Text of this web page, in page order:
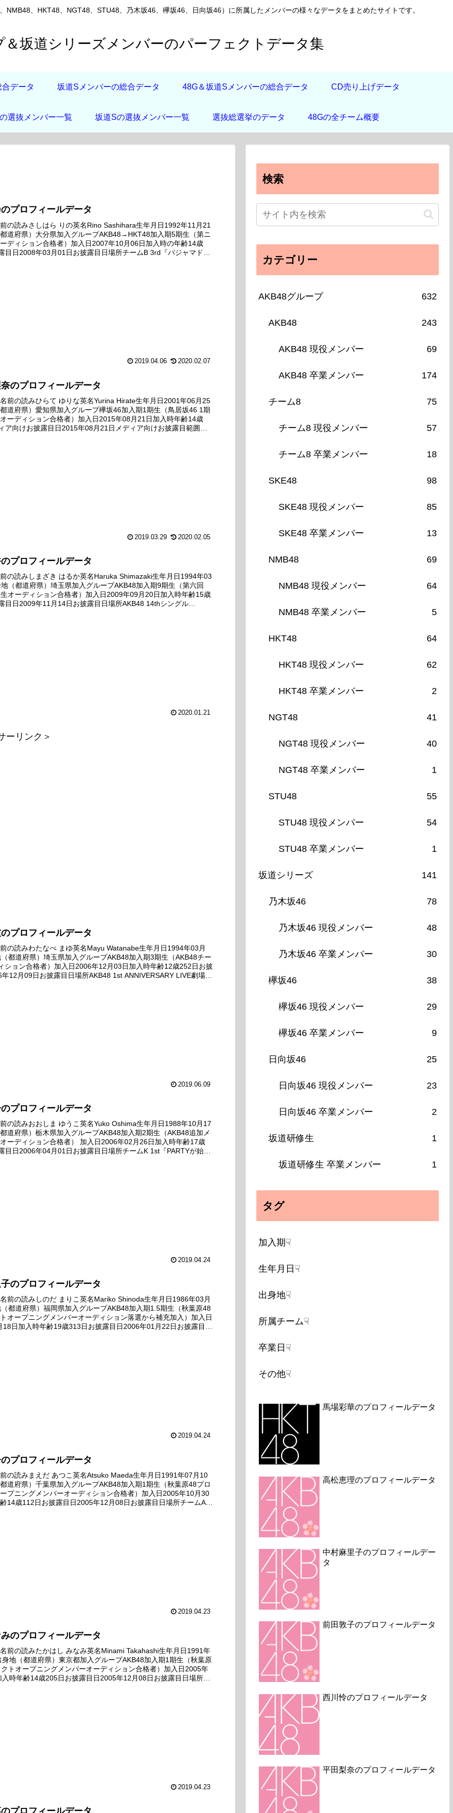
NMB48、HKT48、NGT48、STU48、乃木坂46、欅坂46、日向坂46）に所属したメンバーの様々なデータをまとめたサイトです。
＆坂道シリーズメンバーのパーフェクトデータ集
データ 坂道Sメンバーの総合データ 48G＆坂道Sメンバーの総合データ CD売り上げデータ
選抜メンバー一覧 坂道Sの選抜メンバー一覧 選抜総選挙のデータ 48Gの全チーム概要
プロフィールデータ
の読みさしはら りの英名Rino Sashihara生年月日1992年11月21
道府県）大分県加入グループAKB48→HKT48加入期5期生（第ニ
ディション合格者）加入日2007年10月06日加入時の年齢14歳
目日2008年03月01日お披露目日場所チームB 3rd『パジャマドラ
2019.04.06 2020.02.07
のプロフィールデータ
前の読みひらて ゆりな英名Yurina Hirate生年月日2001年06月25
道府県）愛知県加入グループ欅坂46加入期1期生（鳥居坂46 1期
ーディション合格者）加入日2015年08月21日加入時年齢14歳
ア向けお披露目日2015年08月21日メディア向けお披露目範囲最
2019.03.29 2020.02.05
プロフィールデータ
の読みしまざき はるか英名Haruka Shimazaki生年月日1994年03
（都道府県）埼玉県加入グループAKB48加入期9期生（第六回
オーディション合格者）加入日2009年09月20日加入時年齢15歳
目日2009年11月14日お披露目日場所AKB48 14thシングル
2020.01.21
ーリンク＞
プロフィールデータ
の読みわたなべ まゆ英名Mayu Watanabe生年月日1994年03月
都道府県）埼玉県加入グループAKB48加入期3期生（AKB48チー
ション合格者）加入日2006年12月03日加入時年齢12歳252日お披
12月09日お披露目日場所AKB48 1st ANNIVERSARY LIVE劇場デ
2019.06.09
プロフィールデータ
の読みおおしま ゆうこ英名Yuko Oshima生年月日1988年10月17
道府県）栃木県加入グループAKB48加入期2期生（AKB48追加メ
ーディション合格者） 加入日2006年02月26日加入時年齢17歳
目日2006年04月01日お披露目日場所チームK 1st『PARTYが始ま
2019.04.24
のプロフィールデータ
前の読みしのだ まりこ英名Mariko Shinoda生年月日1986年03月
都道府県）福岡県加入グループAKB48加入期1.5期生（秋葉原48
オープニングメンバーオーディション落選から補充加入）加入日
18日加入時年齢19歳313日お披露目日2006年01月22日お披露目日
2019.04.24
プロフィールデータ
の読みまえだ あつこ英名Atsuko Maeda生年月日1991年07月10
道府県）千葉県加入グループAKB48加入期1期生（秋葉原48プロ
プニングメンバーオーディション合格者）加入日2005年10月30
14歳112日お披露目日2005年12月08日お披露目日場所チームA
2019.04.23
のプロフィールデータ
前の読みたかはし みなみ英名Minami Takahashi生年月日1991年
地（都道府県）東京都加入グループAKB48加入期1期生（秋葉原
トオープニングメンバーオーディション合格者）加入日2005年
時年齢14歳205日お披露目日2005年12月08日お披露目日場所チ
2019.04.23
検索
カテゴリー
AKB48グループ 632
AKB48 243
AKB48 現役メンバー 69
AKB48 卒業メンバー 174
チーム8 75
チーム8 現役メンバー 57
チーム8 卒業メンバー 18
SKE48 98
SKE48 現役メンバー 85
SKE48 卒業メンバー 13
NMB48 69
NMB48 現役メンバー 64
NMB48 卒業メンバー 5
HKT48 64
HKT48 現役メンバー 62
HKT48 卒業メンバー 2
NGT48 41
NGT48 現役メンバー 40
NGT48 卒業メンバー 1
STU48 55
STU48 現役メンバー 54
STU48 卒業メンバー 1
坂道シリーズ 141
乃木坂46 78
乃木坂46 現役メンバー 48
乃木坂46 卒業メンバー 30
欅坂46 38
欅坂46 現役メンバー 29
欅坂46 卒業メンバー 9
日向坂46 25
日向坂46 現役メンバー 23
日向坂46 卒業メンバー 2
坂道研修生 1
坂道研修生 卒業メンバー 1
タグ
加入期☟
生年月日☟
出身地☟
所属チーム☟
卒業日☟
その他☟
馬場彩華のプロフィールデータ
高松恵理のプロフィールデータ
中村麻里子のプロフィールデー
タ
前田敦子のプロフィールデータ
西川怜のプロフィールデータ
平田梨奈のプロフィールデータ